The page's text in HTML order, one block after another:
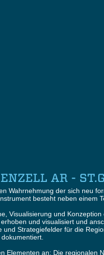
AR -
Wahrnehmung der sich neu
besteht neben
Visualisierung und
und visualisiert und
Strategiefelder für die
Elementen an: Die